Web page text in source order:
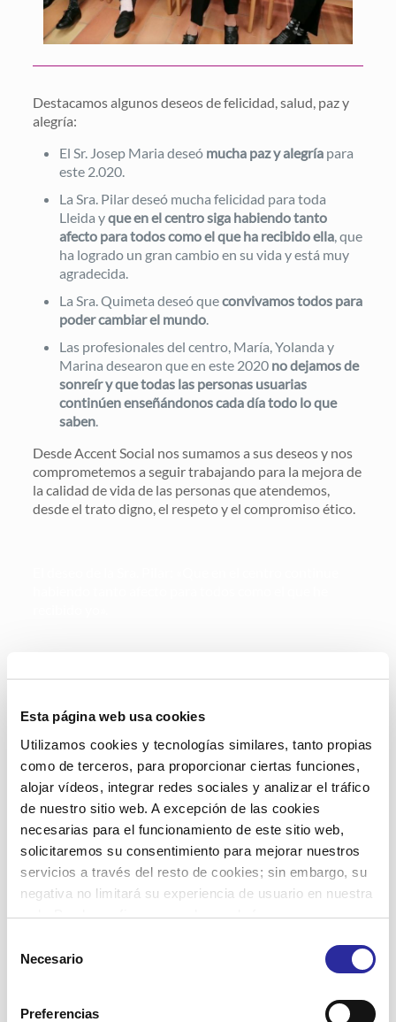
Esta página web usa cookies
Utilizamos cookies y tecnologías similares, tanto propias
como de terceros, para proporcionar ciertas funciones,
alojar vídeos, integrar redes sociales y analizar el tráfico
de nuestro sitio web. A excepción de las cookies
necesarias para el funcionamiento de este sitio web,
solicitaremos su consentimiento para mejorar nuestros
servicios a través del resto de cookies; sin embargo, su
negativa no limitará su experiencia de usuario en nuestra
web. Puede configurar o rechazar de forma
más información, puede consultar nuestra
Política de
Necesario
Preferencias
Destacamos algunos deseos de felicidad, salud, paz y
alegría:
El Sr. Josep Maria deseó mucha paz y alegríapara
este 2.020.
La Sra. Pilar deseó mucha felicidad para toda
Lleida yque en el centro siga habiendo tanto
afecto para todos como el que ha recibido ella, que
ha logrado un gran cambio en su vida y está muy
agradecida.
La Sra. Quimeta deseó queconvivamos todos para
poder cambiar el mundo.
Las profesionales del centro, María, Yolanda y
Marina desearon que en este 2020 no dejamos de
sonreír y que todas las personas usuarias
continúen enseñándonos cada día todo lo que
saben.
Desde Accent Social nos sumamos a sus deseos y nos
comprometemos a seguir trabajando para la mejora de
la calidad de vida de las personas que atendemos,
desde el trato digno, el respeto y el compromiso ético.
Related posts
10 junio, 2026